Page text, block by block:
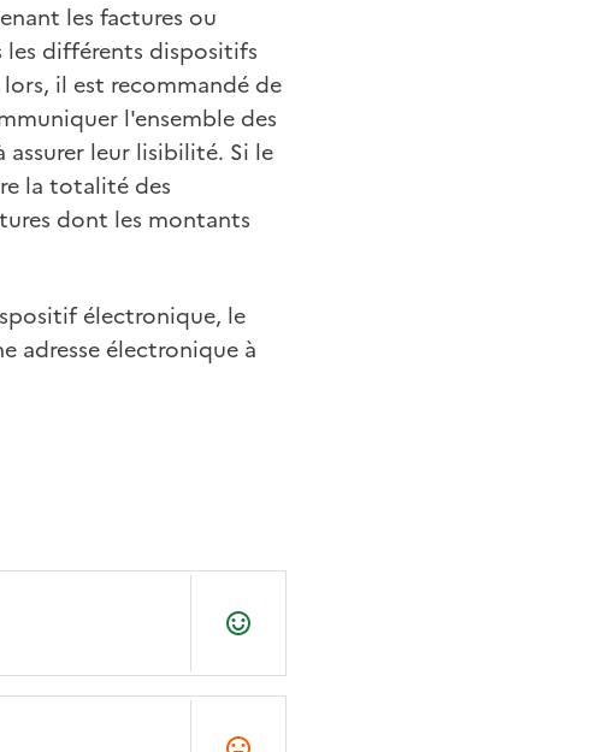
les factures ou
différents dispositifs
il est recommandé de
l'ensemble des
leur lisibilité. Si le
la totalité des
dont les montants
électronique, le
adresse électronique à